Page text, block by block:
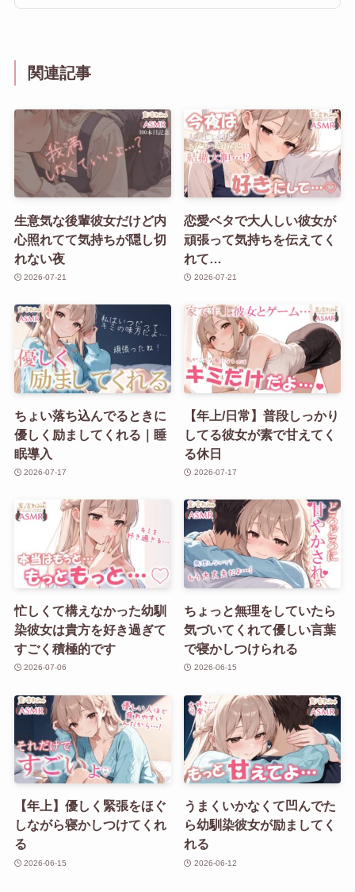
関連記事
生意気な後輩彼女だけど内
心照れてて気持ちが隠し切
れない夜
2026-07-21
恋愛ベタで大人しい彼女が
頑張って気持ちを伝えてく
れて…
2026-07-21
ちょい落ち込んでるときに
優しく励ましてくれる｜睡
眠導入
2026-07-17
【年上/日常】普段しっかり
してる彼女が素で甘えてく
る休日
2026-07-17
忙しくて構えなかった幼馴
染彼女は貴方を好き過ぎて
すごく積極的です
2026-07-06
ちょっと無理をしていたら
気づいてくれて優しい言葉
で寝かしつけられる
2026-06-15
【年上】優しく緊張をほぐ
しながら寝かしつけてくれ
る
2026-06-15
うまくいかなくて凹んでた
ら幼馴染彼女が励ましてく
れる
2026-06-12